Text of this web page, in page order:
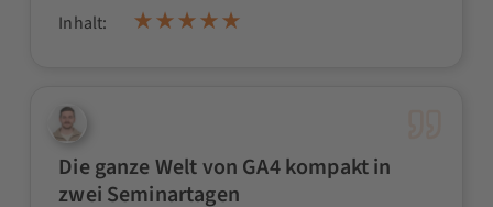
Inhalt:
Die ganze Welt von GA4 kompakt in
zwei Seminartagen